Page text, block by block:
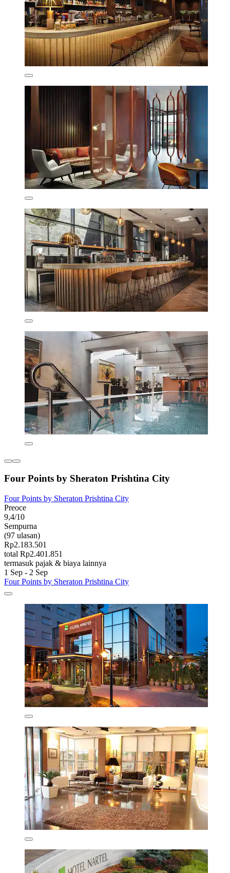
Four Points by Sheraton Prishtina City
Four Points by Sheraton Prishtina City
Preoce
9,4/10
Sempurna
(97 ulasan)
Rp2.183.501
total Rp2.401.851
termasuk pajak & biaya lainnya
1 Sep - 2 Sep
Four Points by Sheraton Prishtina City